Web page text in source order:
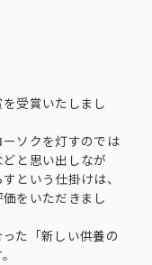
受賞いたしまし
ソクを灯すのでは
と思い出しなが
という仕掛けは、
をいただきまし
た「新しい供養の